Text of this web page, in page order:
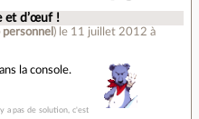
et d’œuf !
) le 11 juillet 2012 à
la console.
a pas de solution, c'est